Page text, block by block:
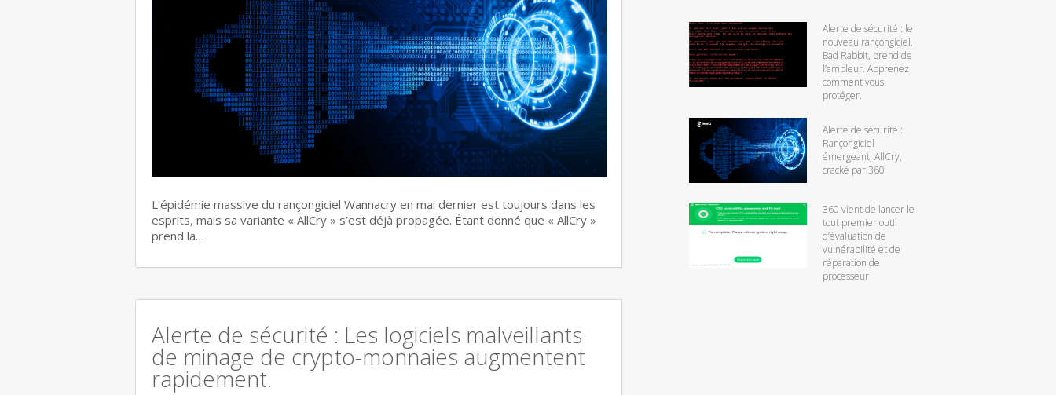
L’épidémie massive du rançongiciel Wannacry en mai dernier est toujours dans les
esprits, mais sa variante « AllCry » s’est déjà propagée. Étant donné que « AllCry »
prend la…
Alerte de sécurité : Les logiciels malveillants
de minage de crypto-monnaies augmentent
rapidement.
Alerte de sécurité : le
nouveau rançongiciel,
Bad Rabbit, prend de
l’ampleur. Apprenez
comment vous
protéger.
Alerte de sécurité :
Rançongiciel
émergeant, AllCry,
cracké par 360
360 vient de lancer le
tout premier outil
d’évaluation de
vulnérabilité et de
réparation de
processeur